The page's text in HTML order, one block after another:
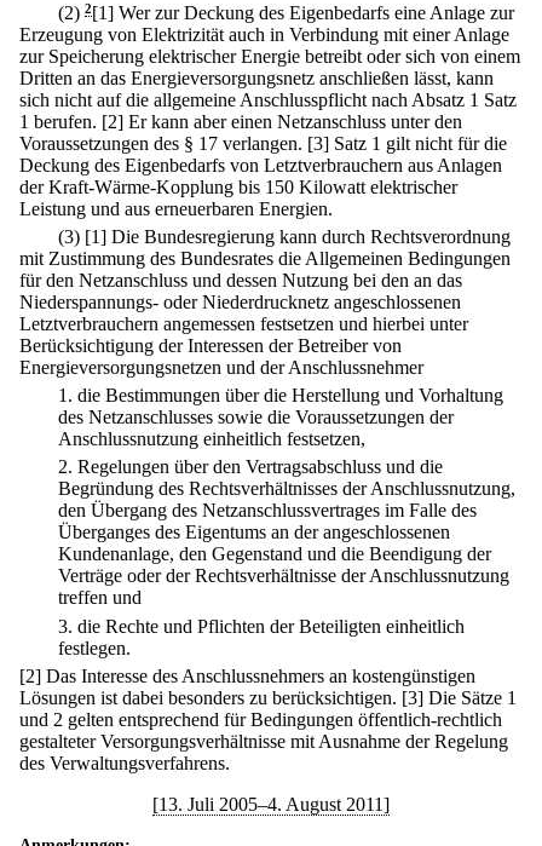
(2) 2[1] Wer zur Deckung des Eigenbedarfs eine Anlage zur
Erzeugung von Elektrizität auch in Verbindung mit einer Anlage
zur Speicherung elektrischer Energie betreibt oder sich von einem
Dritten an das Energieversorgungsnetz anschließen lässt, kann
sich nicht auf die allgemeine Anschlusspflicht nach Absatz 1 Satz
1 berufen. [2] Er kann aber einen Netzanschluss unter den
Voraussetzungen des § 17 verlangen. [3] Satz 1 gilt nicht für die
Deckung des Eigenbedarfs von Letztverbrauchern aus Anlagen
der Kraft-Wärme-Kopplung bis 150 Kilowatt elektrischer
Leistung und aus erneuerbaren Energien.
(3) [1] Die Bundesregierung kann durch Rechtsverordnung
mit Zustimmung des Bundesrates die Allgemeinen Bedingungen
für den Netzanschluss und dessen Nutzung bei den an das
Niederspannungs- oder Niederdrucknetz angeschlossenen
Letztverbrauchern angemessen festsetzen und hierbei unter
Berücksichtigung der Interessen der Betreiber von
Energieversorgungsnetzen und der Anschlussnehmer
1. die Bestimmungen über die Herstellung und Vorhaltung
des Netzanschlusses sowie die Voraussetzungen der
Anschlussnutzung einheitlich festsetzen,
2. Regelungen über den Vertragsabschluss und die
Begründung des Rechtsverhältnisses der Anschlussnutzung,
den Übergang des Netzanschlussvertrages im Falle des
Überganges des Eigentums an der angeschlossenen
Kundenanlage, den Gegenstand und die Beendigung der
Verträge oder der Rechtsverhältnisse der Anschlussnutzung
treffen und
3. die Rechte und Pflichten der Beteiligten einheitlich
festlegen.
[2] Das Interesse des Anschlussnehmers an kostengünstigen
Lösungen ist dabei besonders zu berücksichtigen. [3] Die Sätze 1
und 2 gelten entsprechend für Bedingungen öffentlich-rechtlich
gestalteter Versorgungsverhältnisse mit Ausnahme der Regelung
des Verwaltungsverfahrens.
[13. Juli 2005–4. August 2011]